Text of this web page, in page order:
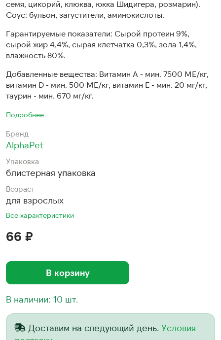
семя, цикорий, клюква, юкка Шидигера, розмарин).
Соус: бульон, загустители, аминокислоты.
Гарантируемые показатели: Сырой протеин 9%,
сырой жир 4,4%, сырая клетчатка 0,3%, зола 1,4%,
влажность 80%.
Добавленные вещества: Витамин А - мин. 7500 МЕ/кг,
витамин D - мин. 500 МЕ/кг, витамин Е - мин. 20 мг/кг,
таурин - мин. 670 мг/кг.
Подробнее
Бренд
AlphaPet
Упаковка
блистерная упаковка
Возраст
для взрослых
Все характеристики
66 ₽
В корзину
В наличии: 10 шт.
Доставим на следующий день. Условия